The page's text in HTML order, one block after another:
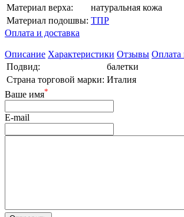
Материал верха:
натуральная кожа
Материал подошвы: ТПР
Оплата и доставка
Описание Характеристики Отзывы Оплата
Подвид:
балетки
Страна торговой марки: Италия
Ваше имя*
E-mail